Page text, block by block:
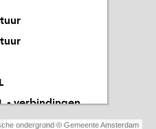
- verbindingen
- weidevogels
10 km
ondergrond © Gemeente Amsterdam